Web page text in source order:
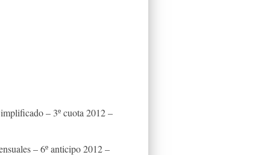
– 3º cuota 2012 –
– 6º anticipo 2012 –